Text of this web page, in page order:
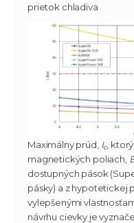
prietok chladiva
Maximálny prúd, Ic,
magnetických poliach,
dostupných pások
pásky) a z hypotetickej
vylepšenými
návrhu cievky je